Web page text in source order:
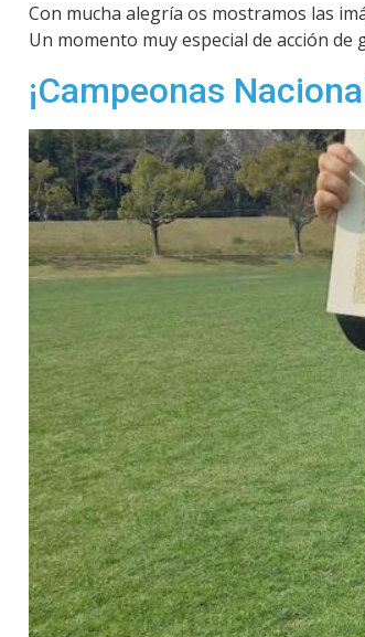
Con mucha alegría os mostramos las
Un momento muy especial de acción de
¡Campeonas